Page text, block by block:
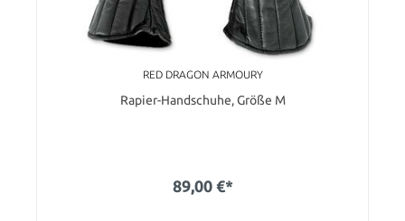
RED DRAGON ARMOURY
Rapier-Handschuhe, Größe M
89,00 €*